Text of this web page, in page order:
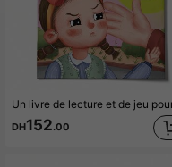
DH152.00